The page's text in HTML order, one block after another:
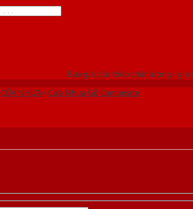
Báo giá cửa thép chất lượng - giá
CỬA NHỰA/Cửa Nhựa Gỗ Composite